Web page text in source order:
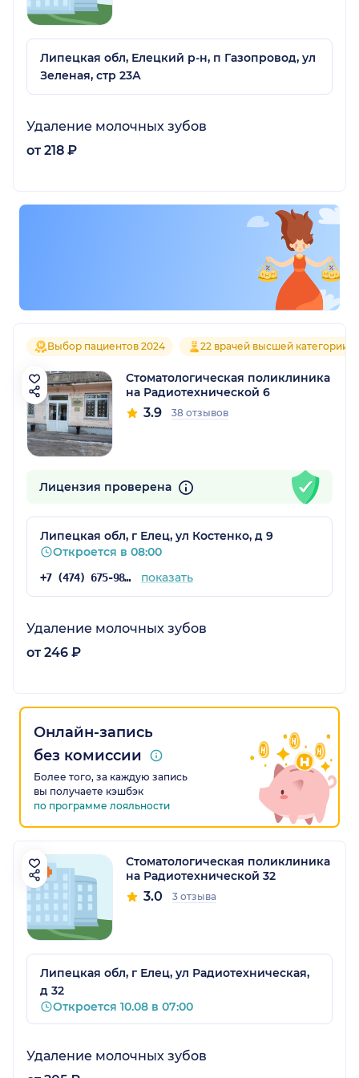
Липецкая обл, Елецкий р-н, п Газопровод, ул
Зеленая, стр 23А
Удаление молочных зубов
от 218 ₽
Выбор пациентов 2024 22 врачей высшей категории
Стоматологическая поликлиника
на Радиотехнической 6
3.9 38 отзывов
Лицензия проверена
Липецкая обл, г Елец, ул Костенко, д 9
Откроется в 08:00
+7 (474) 675-98-39 показать
Удаление молочных зубов
от 246 ₽
Онлайн-запись
без комиссии
Более того, за каждую запись
вы получаете кэшбэк
по программе лояльности
Стоматологическая поликлиника
на Радиотехнической 32
3.0 3 отзыва
Липецкая обл, г Елец, ул Радиотехническая,
д 32
Откроется 10.08 в 07:00
Удаление молочных зубов